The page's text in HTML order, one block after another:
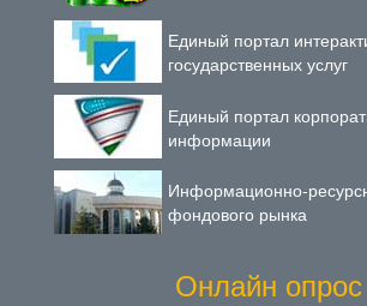
Единый портал
государственных услуг
Единый портал
информации
Информационно-
фондового рынка
Онлайн опрос